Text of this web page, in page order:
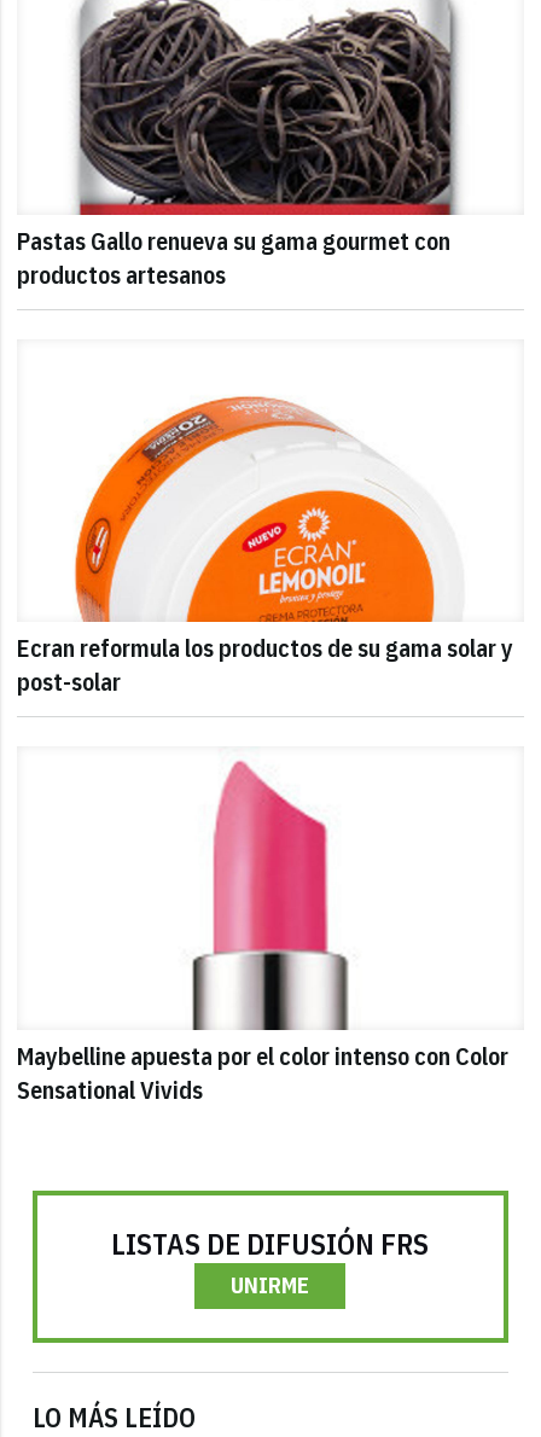
Pastas Gallo renueva su gama gourmet con
productos artesanos
Ecran reformula los productos de su gama solar y
post-solar
Maybelline apuesta por el color intenso con Color
Sensational Vivids
LISTAS DE DIFUSIÓN FRS
UNIRME
LO MÁS LEÍDO